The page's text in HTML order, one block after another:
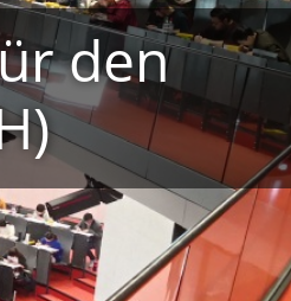
den